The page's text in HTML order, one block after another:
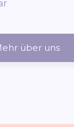
über uns